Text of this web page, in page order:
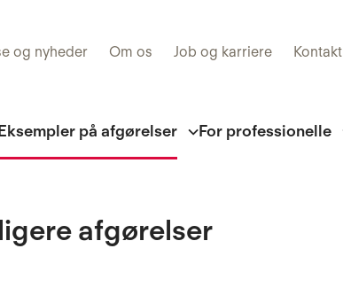
og nyheder Om os Job og karriere Kontakt
på afgørelser For professionelle
afgørelser